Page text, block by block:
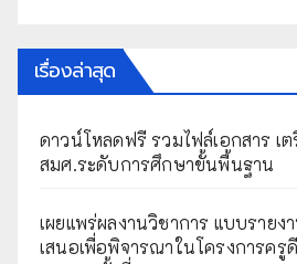
เรื่องล่าสุด
ดาวน์โหลดฟรี รวมไฟล์เอกสาร เ
สมศ.ระดับการศึกษาขั้นพื้นฐาน
เผยแพร่ผลงานวิชาการ แบบรายง
เสนอเพื่อพิจารณาในโครงการครู